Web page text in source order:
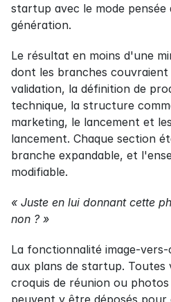
startup avec le mode pensée
génération.
Le résultat en moins d'une
dont les branches
validation, la définition de
technique, la structure
marketing, le lancement et
lancement. Chaque section
branche expandable, et
modifiable.
« Juste en lui donnant cette
non ? »
La fonctionnalité image-
aux plans de startup. Toutes
croquis de réunion ou